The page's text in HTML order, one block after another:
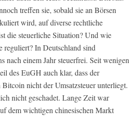
treffen sie, sobald sie an Börsen
wird, auf diverse rechtliche
die steuerliche Situation? Und wie
reguliert? In Deutschland sind
nach einem Jahr steuerfrei. Seit wenigen
des EuGH auch klar, dass der
nicht der Umsatzsteuer unterliegt.
nicht geschadet. Lange Zeit war
dem wichtigen chinesischen Markt